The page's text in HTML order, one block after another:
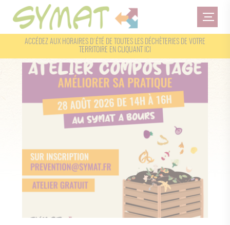
ACCÉDEZ AUX HORAIRES D'ÉTÉ DE TOUTES LES DÉCHÈTERIES DE VOTRE
TERRITOIRE EN CLIQUANT ICI